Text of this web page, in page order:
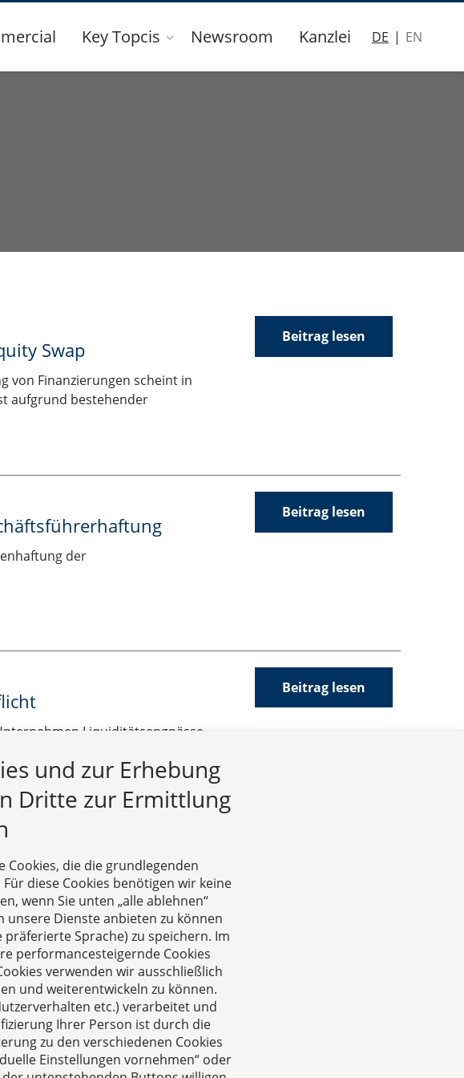
Key Topcis Newsroom Kanzlei DE EN
Swap
von Finanzierungen scheint in
aufgrund bestehender
Beitrag lesen
der
Beitrag lesen
Liquiditätsengpässe,
die Insolvenzantragspflicht
werden soll.
Beitrag lesen
und zur Erhebung
Dritte zur Ermittlung
die die grundlegenden
diese Cookies benötigen wir keine
wenn Sie unten „alle ablehnen“
unsere Dienste anbieten zu können
Sprache) zu speichern. Im
performancesteigernde Cookies
verwenden wir ausschließlich
und weiterentwickeln zu können.
etc.) verarbeitet und
Ihrer Person ist durch die
zu den verschiedenen Cookies
Einstellungen vornehmen“ oder